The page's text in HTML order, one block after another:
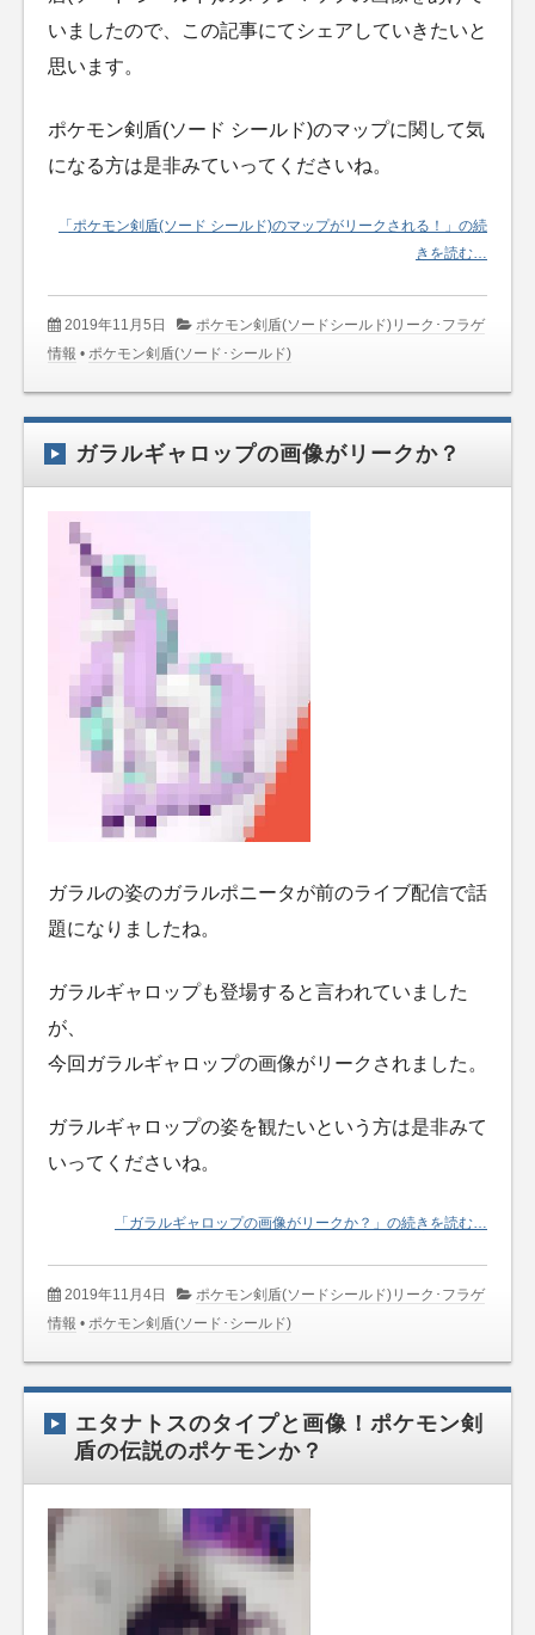
いましたので、この記事にてシェアしていきたいと
思います。
ポケモン剣盾(ソード シールド)のマップに関して気
になる方は是非みていってくださいね。
「ポケモン剣盾(ソード シールド)のマップがリークされる！」の続
きを読む…
2019年11月5日
ポケモン剣盾(ソードシールド)リーク･フラゲ
情報 • ポケモン剣盾(ソード･シールド)
ガラルギャロップの画像がリークか？
ガラルの姿のガラルポニータが前のライブ配信で話
題になりましたね。
ガラルギャロップも登場すると言われていました
が、
今回ガラルギャロップの画像がリークされました。
ガラルギャロップの姿を観たいという方は是非みて
いってくださいね。
「ガラルギャロップの画像がリークか？」の続きを読む…
2019年11月4日
ポケモン剣盾(ソードシールド)リーク･フラゲ
情報 • ポケモン剣盾(ソード･シールド)
エタナトスのタイプと画像！ポケモン剣
盾の伝説のポケモンか？